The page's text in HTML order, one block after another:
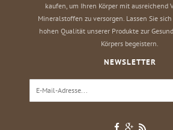
kaufen, um Ihren Körper mit ausreichend
Mineralstoffen zu versorgen. Lassen Sie
hohen Qualität unserer Produkte zur
Körpers begeistern.
NEWSLETTER